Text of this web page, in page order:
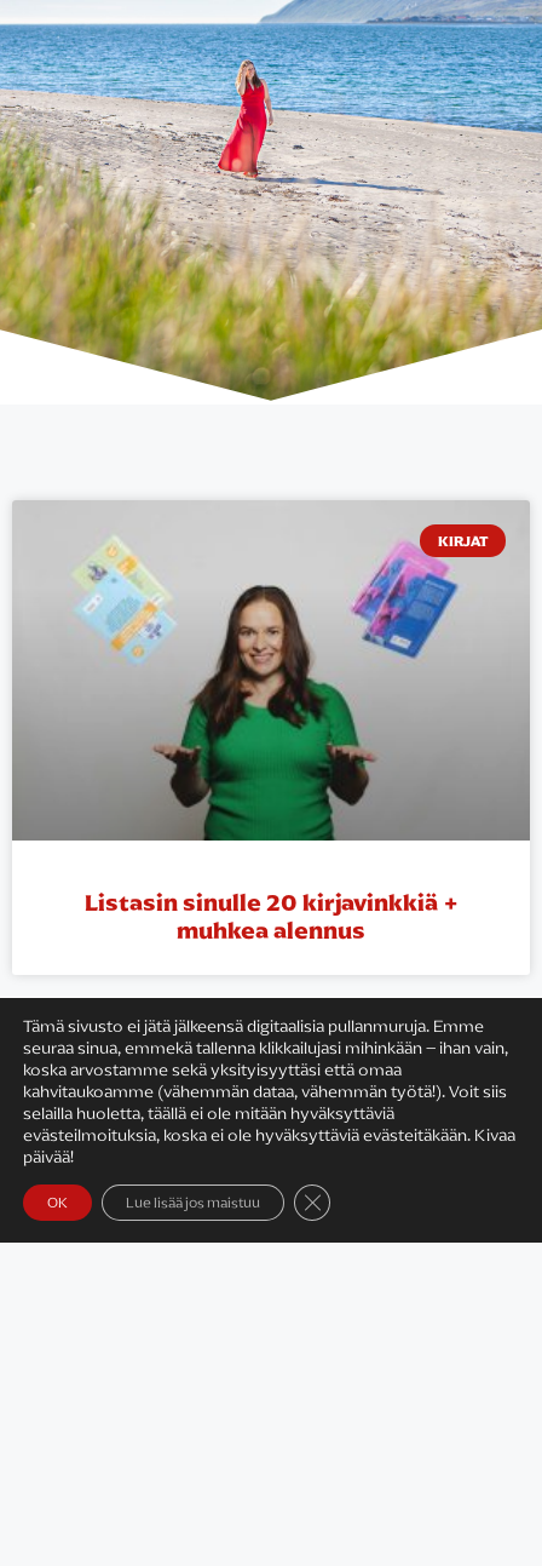
KIRJAT
Listasin sinulle 20 kirjavinkkiä +
muhkea alennus
KIRJAILIJAN TYÖ
Tämä sivusto ei jätä jälkeensä digitaalisia pullanmuruja. Emme
seuraa sinua, emmekä tallenna klikkailujasi mihinkään – ihan vain,
koska arvostamme sekä yksityisyyttäsi että omaa
kahvitaukoamme (vähemmän dataa, vähemmän työtä!). Voit siis
selailla huoletta, täällä ei ole mitään hyväksyttäviä
evästeilmoituksia, koska ei ole hyväksyttäviä evästeitäkään. Kivaa
päivää!
OK Lue lisää jos maistuu Sulje evästebanneri